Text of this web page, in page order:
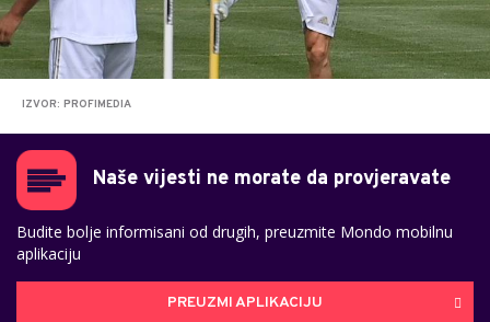
IZVOR: PROFIMEDIA
Naše vijesti ne morate da provjeravate
Budite bolje informisani od drugih, preuzmite Mondo mobilnu
aplikaciju
PREUZMI APLIKACIJU